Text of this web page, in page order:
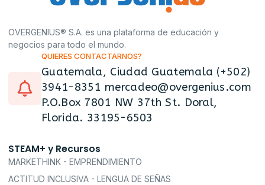
OVERGENIUS® S.A. es una plataforma de educación y
negocios para todo el mundo.
QUIERES CONTACTARNOS?
Guatemala, Ciudad Guatemala (+502)
3941-8351 mercadeo@overgenius.com
P.O.Box 7801 NW 37th St. Doral,
Florida. 33195-6503
STEAM+ y Recursos
MARKETHINK - EMPRENDIMIENTO
ACTITUD INCLUSIVA - LENGUA DE SEÑAS